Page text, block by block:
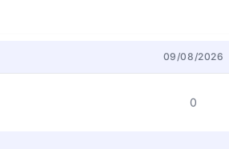
09/08/2026
0